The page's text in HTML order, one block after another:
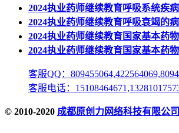
2024执业药师继续教育呼吸系统疾
2024执业药师继续教育呼吸衰竭的
2024执业药师继续教育国家基本药
2024执业药师继续教育国家基本药
客服QQ：
客服电话：
© 2010-2020 成都原创力网络科技有限公